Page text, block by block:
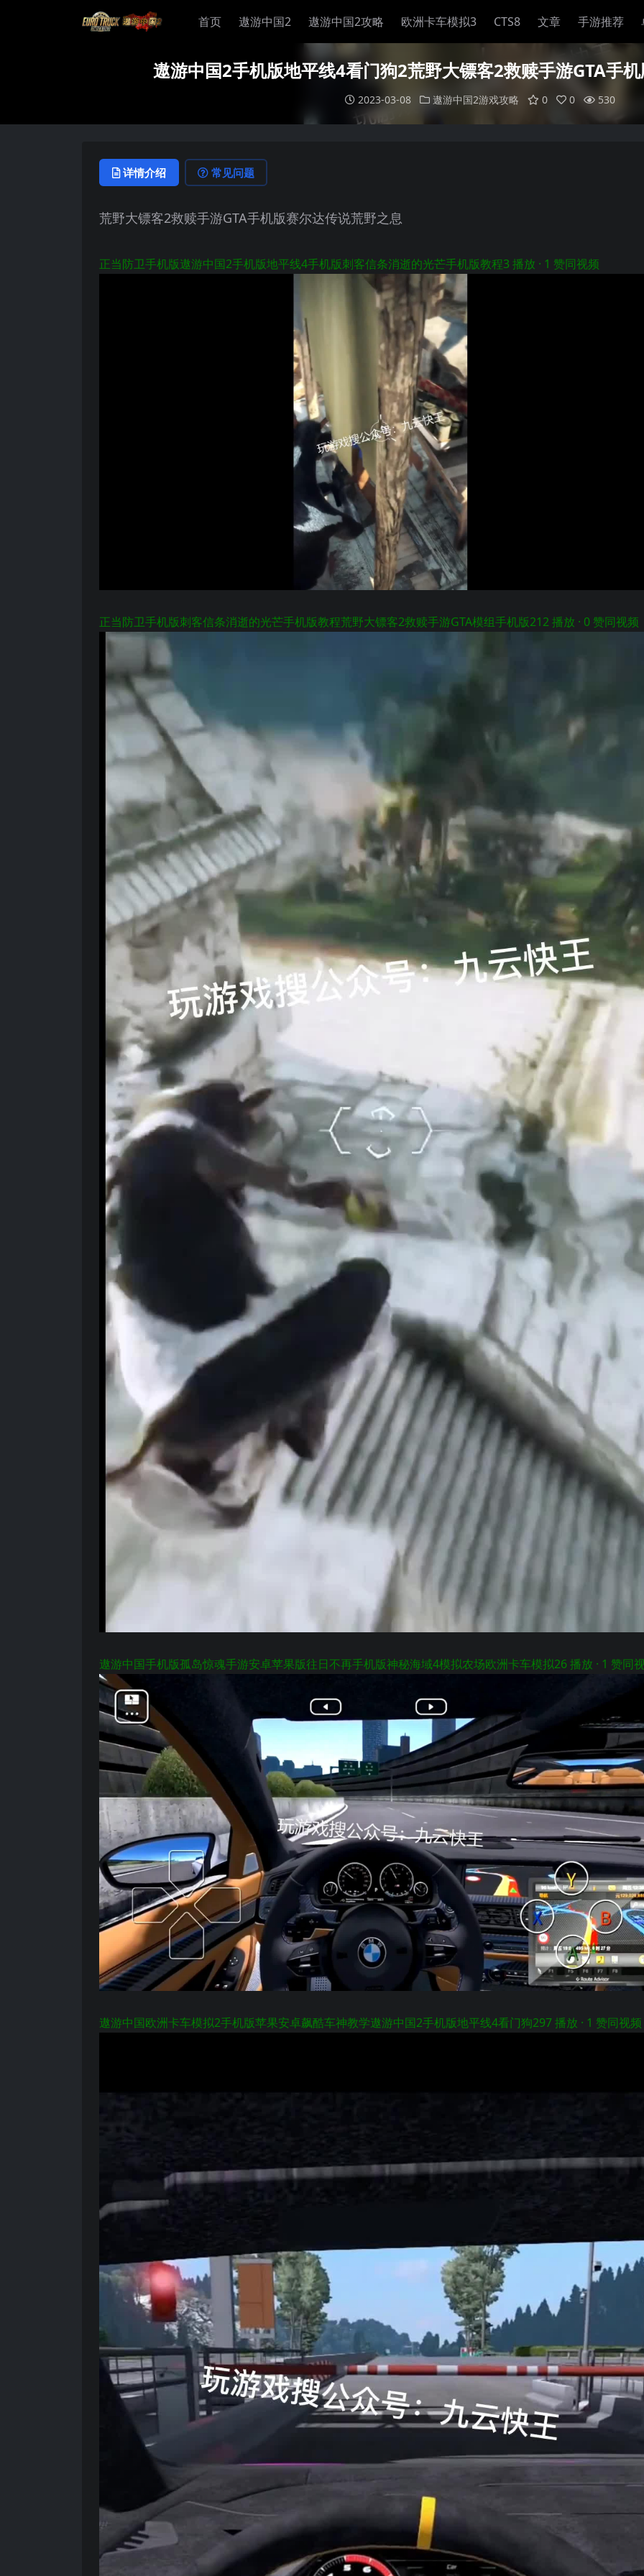
首页 遨游中国2 遨游中国2攻略 欧洲卡车模拟3 CTS8 文章 手游推荐
遨游中国2手机版地平线4看门狗2荒野大镖客2救赎手游GTA手
2023-03-08 遨游中国2游戏攻略 0 0 530
详情介绍 常见问题
荒野大镖客2救赎手游GTA手机版赛尔达传说荒野之息
正当防卫手机版遨游中国2手机版地平线4手机版刺客信条消逝的光芒手机版教程3 播放 · 1 赞同视频
正当防卫手机版刺客信条消逝的光芒手机版教程荒野大镖客2救赎手游GTA模组手机版212 播放 · 0 赞同视频
遨游中国手机版孤岛惊魂手游安卓苹果版往日不再手机版神秘海域4模拟农场欧洲卡车模拟26 播放 · 1 赞同
遨游中国欧洲卡车模拟2手机版苹果安卓飙酷车神教学遨游中国2手机版地平线4看门狗297 播放 · 1 赞同视频